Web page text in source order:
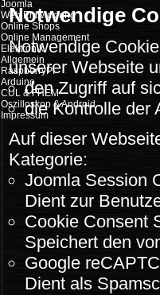
Joomla
Web Entwicklung
Online Shops
Online Management
Elektronik
Allgemein
RaspberryPI
Arduino
CUL & FHEM
Oszilloskop & Android
Impressum
Notwendige
Notwendige
unserer Webseite
den Zugriff auf
die Kontrolle der
Auf dieser
Kategorie:
Joomla Session
Dient zur
Cookie Consent
Speichert den
Google
Dient als